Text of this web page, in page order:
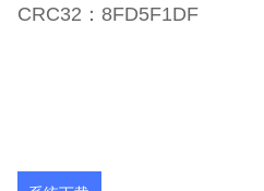
CRC32：8FD5F1DF